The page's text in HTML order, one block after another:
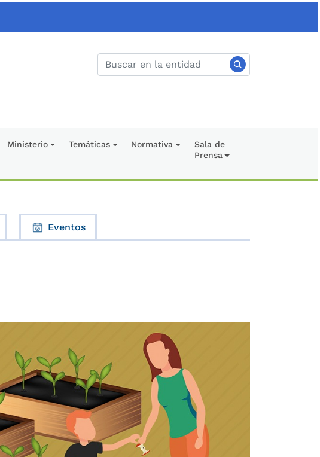
Ministerio Temáticas Normativa
Sala de
Prensa
Eventos